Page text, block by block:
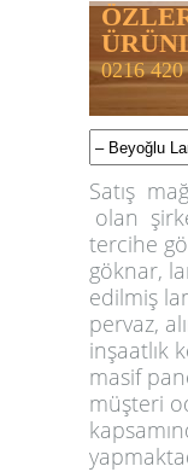
0216
Satış
olan
tercihe
göknar,
edilmiş
pervaz,
inşaatlık
masif
müşteri